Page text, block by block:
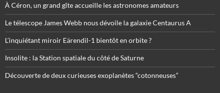
À Céron, un grand gîte accueille les astronomes amateurs
Le télescope James Webb nous dévoile la galaxie Centaurus A
L’inquiétant miroir Eärendil-1 bientôt en orbite ?
Insolite : la Station spatiale du côté de Saturne
Découverte de deux curieuses exoplanètes “cotonneuses”